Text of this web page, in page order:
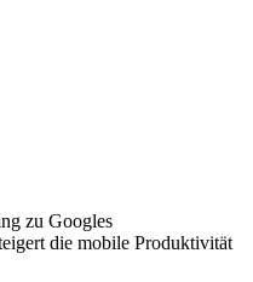
zu Googles
die mobile Produktivität